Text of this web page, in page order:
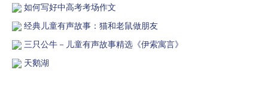
如何写好中高考考场作文
经典儿童有声故事：猫和老鼠做朋友
三只公牛－儿童有声故事精选《伊索寓言》
天鹅湖